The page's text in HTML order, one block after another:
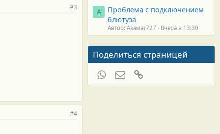
#3
#4
А
Проблема с подключением
блютуза
Автор: Азамат727 Вчера в 13:30
Поделиться страницей
WhatsAppЭлектронная почта